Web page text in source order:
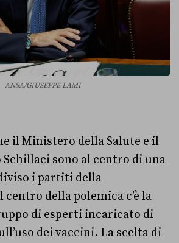
ANSA/GIUSEPPE LAMI
il Ministero della Salute e il
sono al centro di una
i partiti della
della polemica c’è la
di esperti incaricato di
dei vaccini. La scelta di